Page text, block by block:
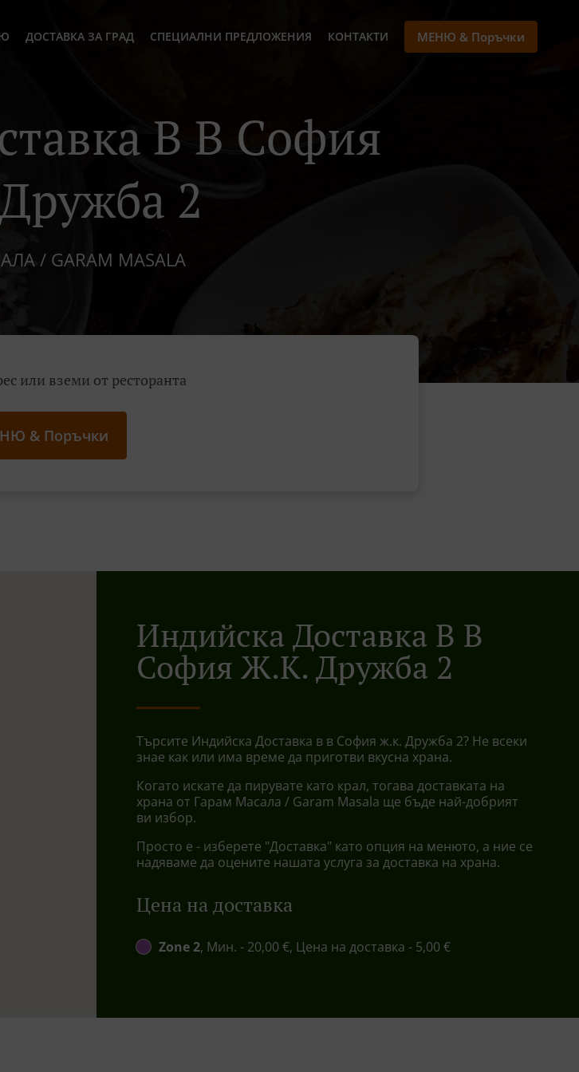
ДОСТАВКА ЗА ГРАД СПЕЦИАЛНИ ПРЕДЛОЖЕНИЯ КОНТАКТИ МЕНЮ & Поръчки
В В София
2
/ GARAM MASALA
или вземи от ресторанта
& Поръчки
Индийска Доставка В В
София Ж.к. Дружба 2
Търсите Индийска Доставка в в София ж.к. Дружба 2? Не всеки
знае как или има време да приготви вкусна храна.
Когато искате да пирувате като крал, тогава доставката на
храна от Гарам Масала / Garam Masala ще бъде най-добрият
ви избор.
Просто е - изберете "Доставка" като опция на менюто, а ние се
надяваме да оцените нашата услуга за доставка на храна.
Цена на доставка
Zone 2, Мин. - 20,00 €, Цена на доставка - 5,00 €